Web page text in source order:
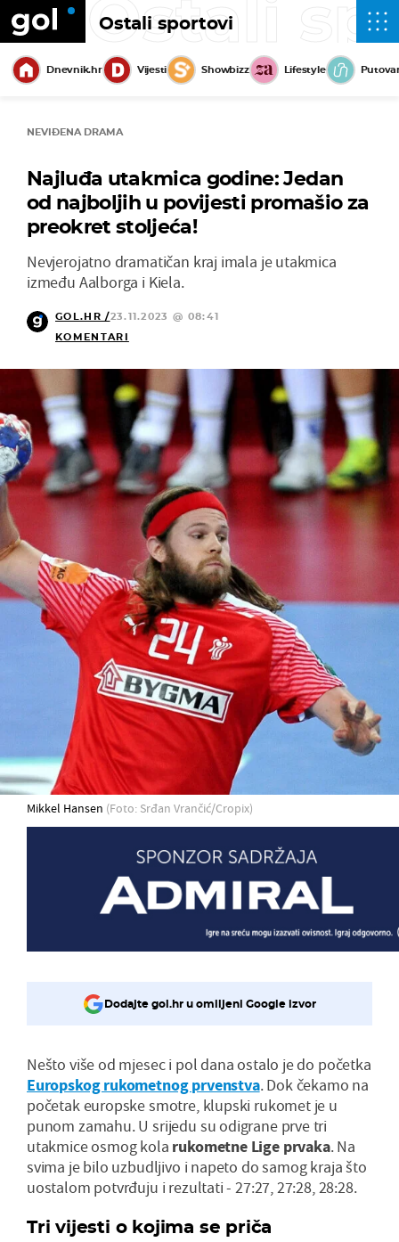
Ostali sportovi
Ostali
Dnevnik.hr Vijesti Showbizz Lifestyle
NEVIĐENA DRAMA
Najluđa utakmica godine: Jedan
od najboljih u povijesti promašio za
preokret stoljeća!
Nevjerojatno dramatičan kraj imala je utakmica
između Aalborga i Kiela.
GOL.HR /23.11.2023 @ 08:41
KOMENTARI
Mikkel Hansen (Foto: Srđan Vrančić/Cropix)
Dodajte gol.hr u omiljeni Google izvor
Nešto više od mjesec i pol dana ostalo je do početka
Europskog rukometnog prvenstva. Dok čekamo na
početak europske smotre, klupski rukomet je u
punom zamahu. U srijedu su odigrane prve tri
utakmice osmog kola rukometne Lige prvaka. Na
svima je bilo uzbudljivo i napeto do samog kraja što
uostalom potvrđuju i rezultati - 27:27, 27:28, 28:28.
Tri vijesti o kojima se priča